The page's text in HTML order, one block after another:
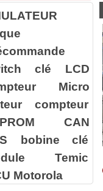
clé
LCD
Micro
compteur
CAN
bobine clé
Temic
Motorola